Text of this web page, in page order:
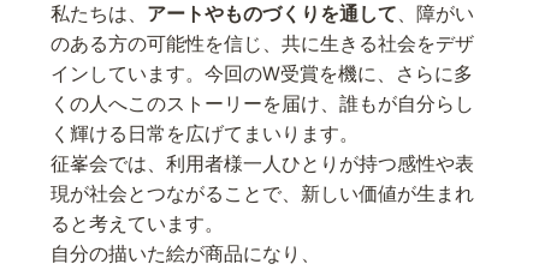
私たちは、 アートやものづくりを通して、障がい
のある方の可能性を信じ、共に生きる社会をデザ
インしています。今回のW受賞を機に、さらに多
くの人へこのストーリーを届け、誰もが自分らし
く輝ける日常を広げてまいります。
征峯会では、利用者様一人ひとりが持つ感性や表
現が社会とつながることで、新しい価値が生まれ
ると考えています。
自分の描いた絵が商品になり、